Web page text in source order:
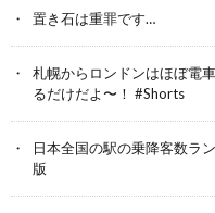
置き石は重罪です…
札幌からロンドンはほぼ電
るだけだよ〜！ #Shorts
日本全国の駅の乗降客数ラ
版